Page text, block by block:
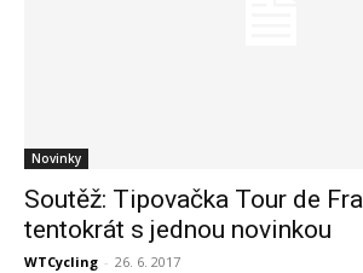
Novinky
Soutěž: Tipovačka Tour de
tentokrát s jednou novinkou
WTCycling - 26. 6. 2017